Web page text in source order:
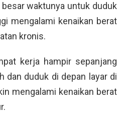
waktunya untuk duduk
mengalami kenaikan berat
kronis.
kerja hampir sepanjang
dan duduk di depan layar di
mengalami kenaikan berat